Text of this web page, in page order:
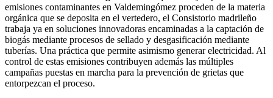
emisiones contaminantes en Valdemingómez proceden de la materia
orgánica que se deposita en el vertedero, el Consistorio madrileño
trabaja ya en soluciones innovadoras encaminadas a la captación de
biogás mediante procesos de sellado y desgasificación mediante
tuberías. Una práctica que permite asimismo generar electricidad. Al
control de estas emisiones contribuyen además las múltiples
campañas puestas en marcha para la prevención de grietas que
entorpezcan el proceso.